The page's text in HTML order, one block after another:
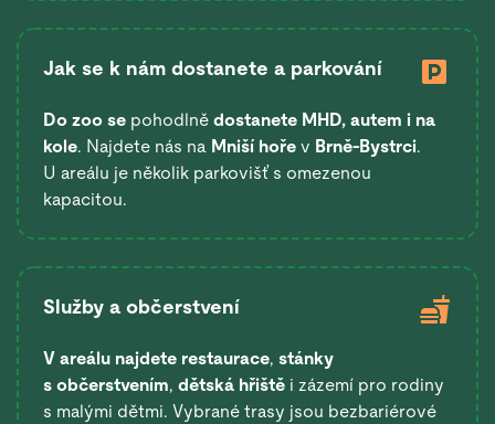
Jak se k nám dostanete a parkování
Do zoo se pohodlně dostanete MHD, autem i na
kole. Najdete nás na Mniší hoře v Brně-Bystrci.
U areálu je několik parkovišť s omezenou
kapacitou.
Služby a občerstvení
V areálu najdete restaurace, stánky
s občerstvením, dětská hřiště i zázemí pro rodiny
s malými dětmi. Vybrané trasy jsou bezbariérové